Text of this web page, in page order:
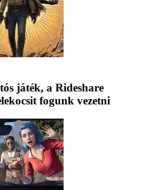
játék, a Rideshare
fogunk vezetni